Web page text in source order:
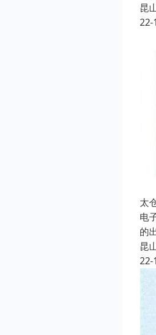
昆
22-
太
电
的
昆
22-